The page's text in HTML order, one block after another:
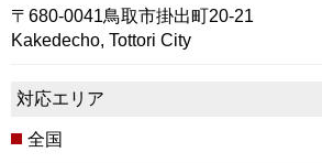
〒680-0041鳥取市掛出町20-
Kakedecho, Tottori City
対応エリア
全国